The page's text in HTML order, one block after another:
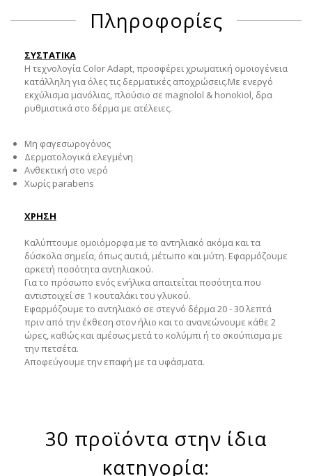
Πληροφορίες
ΣΥΣΤΑΤΙΚΑ
Η τεχνολογία Color Adapt, προσφέρει χρωματική ομοιογένεια
κατάλληλη για όλες τις δερματικές αποχρώσεις.Με ενεργό
εκχύλισμα μανόλιας, πλούσιο σε magnolol & honokiol, δρα
ρυθμιστικά στο δέρμα με ατέλειες.
Μη φαγεσωρογόνος
Δερματολογικά ελεγμένη
Ανθεκτική στο νερό
Χωρίς parabens
ΧΡΗΣΗ
Καλύπτουμε ομοιόμορφα με το αντηλιακό ακόμα και τα
δύσκολα σημεία, όπως αυτιά, μέτωπο και μύτη. Εφαρμόζουμε
αρκετή ποσότητα αντηλιακού.
Για το πρόσωπο ενός ενήλικα απαιτείται ποσότητα που
αντιστοιχεί σε 1 κουταλάκι του γλυκού.
Εφαρμόζουμε το αντηλιακό σε στεγνό δέρμα 20 - 30 λεπτά
πριν από την έκθεση στον ήλιο και το ανανεώνουμε κάθε 2
ώρες, καθώς και αμέσως μετά το κολύμπι ή το σκούπισμα με
την πετσέτα.
Αποφεύγουμε την επαφή με τα υφάσματα.
30 προϊόντα στην ίδια
κατηγορία: